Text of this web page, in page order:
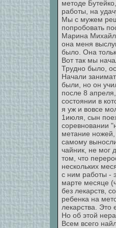
методе
работы, на
Мы с мужем
попробовать
Марина
она меня
было. Она
Вот так мы
Трудно было,
Начали
были, но он
после 8
состоянии в
я уж и вовсе
1июля, сын
соревновании
метание
самому
чайник, не мог
том, что
нескольких
с ним работы -
марте месяце
без лекарств,
ребенка на
лекарства.
Но об этой
Всем всего